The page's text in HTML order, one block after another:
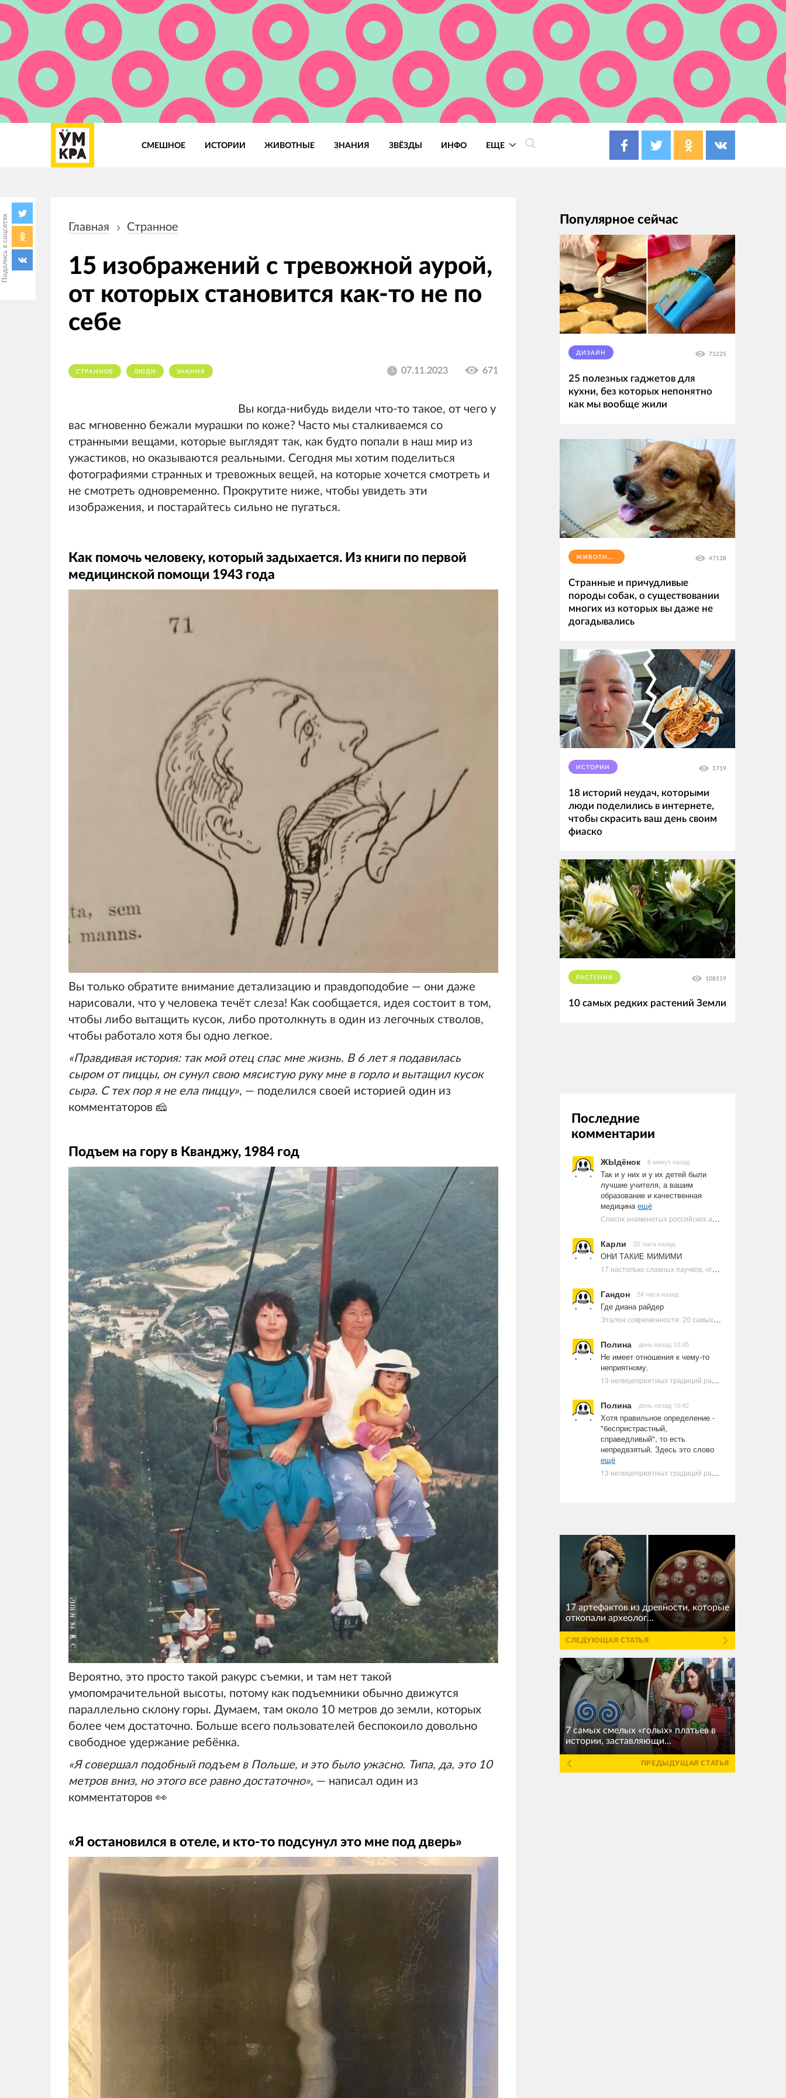
СМЕШНОЕ ИСТОРИИ ЖИВОТНЫЕ ЗНАНИЯ ЗВЁЗДЫ ИНФО ЕЩЕ
Поделись в соцсетях навигации
Главная Странное
15 изображений с тревожной аурой,
от которых становится как-то не по
себе
СТРАННОЕ ЛЮДИ ЗНАНИЯ 07.11.2023 671
Вы когда-нибудь видели что-то такое, от чего у
вас мгновенно бежали мурашки по коже? Часто мы сталкиваемся со
странными вещами, которые выглядят так, как будто попали в наш мир из
ужастиков, но оказываются реальными. Сегодня мы хотим поделиться
фотографиями странных и тревожных вещей, на которые хочется смотреть и
не смотреть одновременно. Прокрутите ниже, чтобы увидеть эти
изображения, и постарайтесь сильно не пугаться.
Как помочь человеку, который задыхается. Из книги по первой
медицинской помощи 1943 года
Вы только обратите внимание детализацию и правдоподобие — они даже
нарисовали, что у человека течёт слеза! Как сообщается, идея состоит в том,
чтобы либо вытащить кусок, либо протолкнуть в один из легочных стволов,
чтобы работало хотя бы одно легкое.
«Правдивая история: так мой отец спас мне жизнь. В 6 лет я подавилась
сыром от пиццы, он сунул свою мясистую руку мне в горло и вытащил кусок
сыра. С тех пор я не ела пиццу», — поделился своей историей один из
комментаторов 🧀
Подъем на гору в Кванджу, 1984 год
Вероятно, это просто такой ракурс съемки, и там нет такой
умопомрачительной высоты, потому как подъемники обычно движутся
параллельно склону горы. Думаем, там около 10 метров до земли, которых
более чем достаточно. Больше всего пользователей беспокоило довольно
свободное удержание ребёнка.
«Я совершал подобный подъем в Польше, и это было ужасно. Типа, да, это 10
метров вниз, но этого все равно достаточно», — написал один из
комментаторов 👀
«Я остановился в отеле, и кто-то подсунул это мне под дверь»
Популярное сейчас
ДИЗАЙН 71225
25 полезных гаджетов для
кухни, без которых непонятно
как мы вообще жили
ЖИВОТНЫЕ 47138
Странные и причудливые
породы собак, о существовании
многих из которых вы даже не
догадывались
ИСТОРИИ 1719
18 историй неудач, которыми
люди поделились в интернете,
чтобы скрасить ваш день своим
фиаско
РАСТЕНИЯ 108119
10 самых редких растений Земли
Последние
комментарии
ЖЫдёнок 6 минут назад
Так и у них и у их детей были
лучшие учителя, а вашим
образование и качественная
медицинаещё
Список знаменитых российских артистов-евреев | Ультрамарин
Карли 22 часа назад
ОНИ ТАКИЕ МИМИМИ
17 настолько славных паучков, что даже у арахнофобов появится желание их погладить
Гандон 24 часа назад
Где диана райдер
Эталон современности: 20 самых красивых и привлекательных актрис Голливуда, по мнению Google | Ультрамарин
Полина день назад 10:45
Не имеет отношения к чему-то
неприятному.
13 нелицеприятных традиций разных стран, которые могут шокировать неподготовленного человека
Полина день назад 10:42
Хотя правильное определение -
"беспристрастный,
справедливый", то есть
непредвзятый. Здесь это слово
ещё
13 нелицеприятных традиций разных стран, которые могут шокировать неподготовленного человека
17 артефактов из древности, которые
откопали археолог...
СЛЕДУЮЩАЯ СТАТЬЯ
7 самых смелых «голых» платьев в
истории, заставляющи...
ПРЕДЫДУЩАЯ СТАТЬЯ